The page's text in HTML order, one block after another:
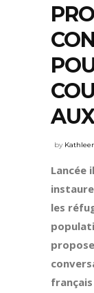
by
Lancée
les